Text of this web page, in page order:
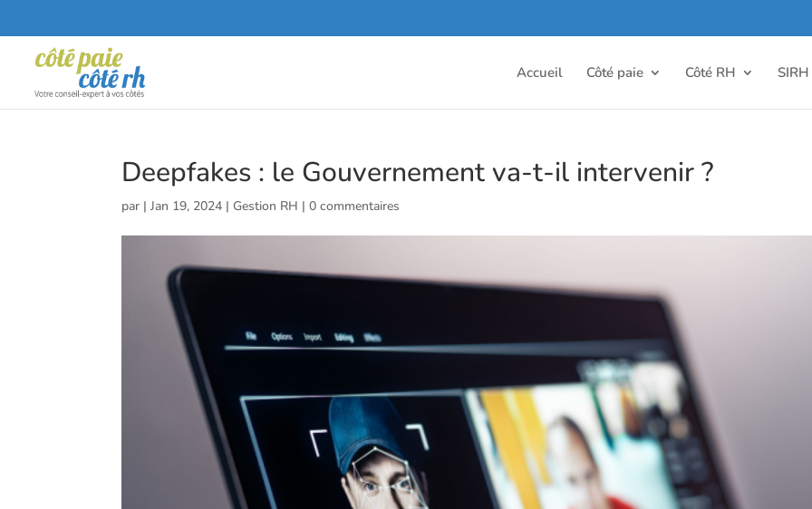
Accueil Côté paie Côté RH SIRH
Deepfakes : le Gouvernement va-t-il intervenir ?
par |Jan 19, 2024 | Gestion RH |0 commentaires